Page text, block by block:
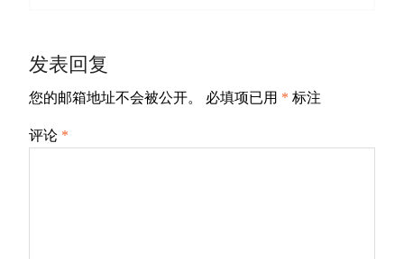
航
发表回复
您的邮箱地址不会被公开。 必填项已用 * 标注
评论 *